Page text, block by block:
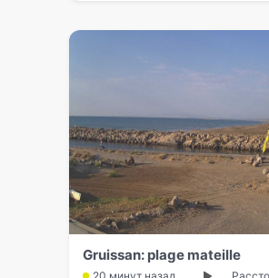
Gruissan: plage mateille